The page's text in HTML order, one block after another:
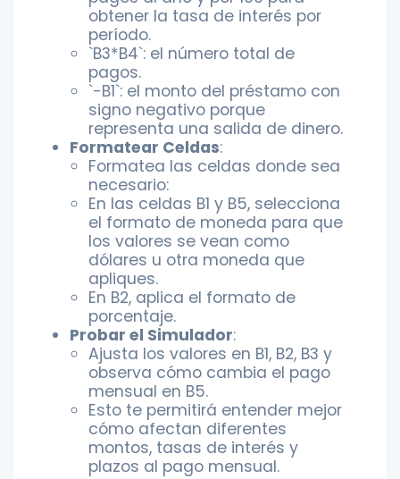
obtener la tasa de interés por
período.
`B3*B4`: el número total de
pagos.
`-B1`: el monto del préstamo con
signo negativo porque
representa una salida de dinero.
Formatear Celdas:
Formatea las celdas donde sea
necesario:
En las celdas B1 y B5, selecciona
el formato de moneda para que
los valores se vean como
dólares u otra moneda que
apliques.
En B2, aplica el formato de
porcentaje.
Probar el Simulador:
Ajusta los valores en B1, B2, B3 y
observa cómo cambia el pago
mensual en B5.
Esto te permitirá entender mejor
cómo afectan diferentes
montos, tasas de interés y
plazos al pago mensual.